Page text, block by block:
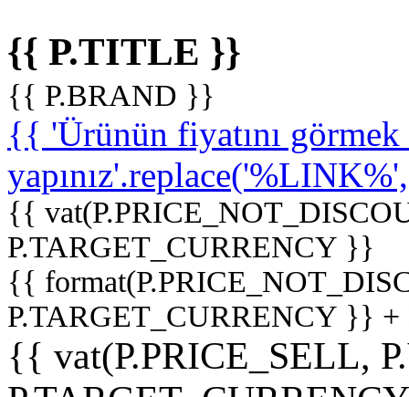
{{ P.TITLE }}
{{ P.BRAND }}
{{ 'Ürünün fiyatını
{{
P.TARGET_CURRENCY }}
{{
P.TARGET_CURRENCY }}
{{ vat(P.PRICE_SELL,